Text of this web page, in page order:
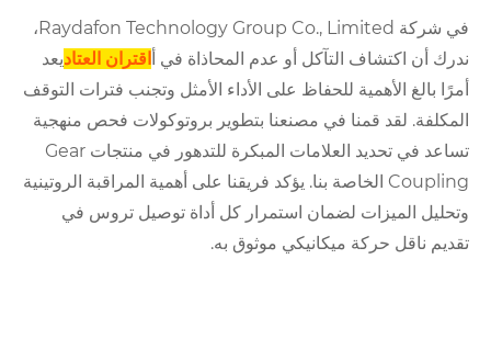
في شركة Raydafon Technology Group Co., Limited،
ندرك أن اكتشاف التآكل أو عدم المحاذاة في أاقتران العتاديعد
أمرًا بالغ الأهمية للحفاظ على الأداء الأمثل وتجنب فترات التوقف
المكلفة. لقد قمنا في مصنعنا بتطوير بروتوكولات فحص منهجية
تساعد في تحديد العلامات المبكرة للتدهور في منتجات Gear
Coupling الخاصة بنا. يؤكد فريقنا على أهمية المراقبة الروتينية
وتحليل الميزات لضمان استمرار كل أداة توصيل تروس في
تقديم ناقل حركة ميكانيكي موثوق به.